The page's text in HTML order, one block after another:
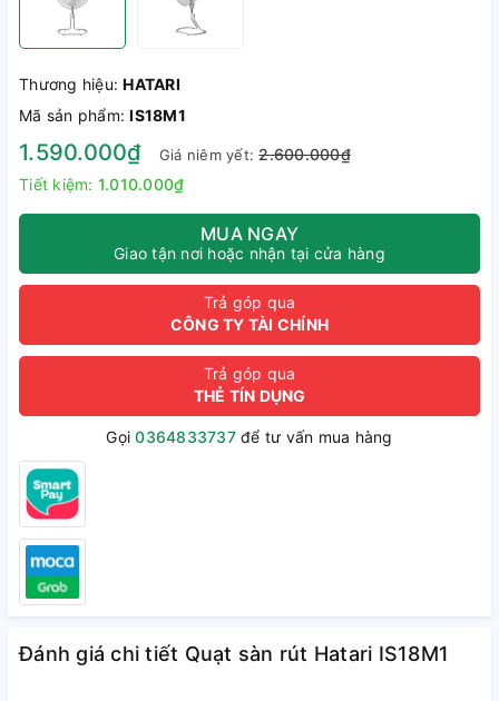
Thương hiệu:HATARI
Mã sản phẩm:IS18M1
1.590.000₫ Giá niêm yết:2.600.000₫
Tiết kiệm: 1.010.000₫
MUA NGAY
Giao tận nơi hoặc nhận tại cửa hàng
Trả góp qua
CÔNG TY TÀI CHÍNH
Trả góp qua
THẺ TÍN DỤNG
Gọi0364833737để tư vấn mua hàng
Đánh giá chi tiết Quạt sàn rút Hatari IS18M1